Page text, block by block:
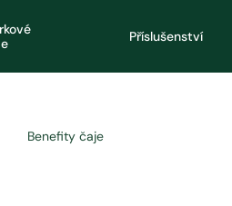
Příslušenství
Benefity čaje